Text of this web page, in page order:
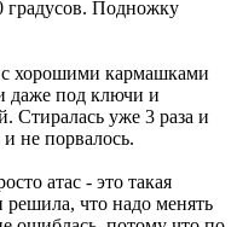
градусов. Подножку
хорошими кармашками
даже под ключи и
Стиралась уже 3 раза и
не порвалось.
атас - это такая
решила, что надо менять